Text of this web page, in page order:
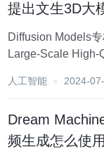
提出文生3D大
Diffusion Models专栏文
Large-Scale High-
人工智能 2024-
Dream
频生成怎么使